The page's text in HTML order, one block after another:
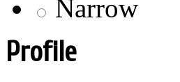
Narrow
Profile